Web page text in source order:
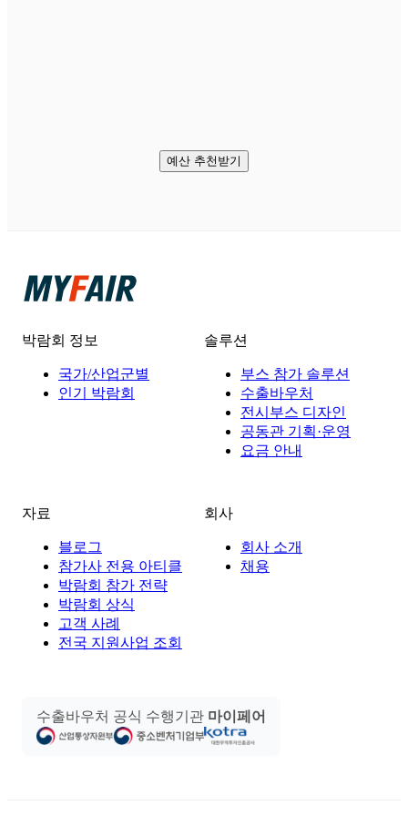
예산 추천받기
박람회 정보
국가/산업군별
인기 박람회
솔루션
부스 참가 솔루션
수출바우처
전시부스 디자인
공동관 기획·운영
요금 안내
자료
블로그
참가사 전용 아티클
박람회 참가 전략
박람회 상식
고객 사례
전국 지원사업 조회
회사
회사 소개
채용
수출바우처 공식 수행기관 마이페어